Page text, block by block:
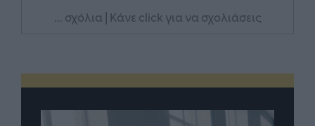
... σχόλια | Κάνε click για να σχολιάσεις